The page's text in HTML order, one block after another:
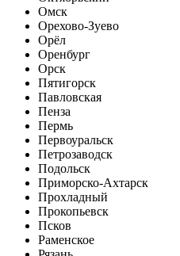
Омск
Орехово-Зуево
Орёл
Оренбург
Орск
Пятигорск
Павловская
Пенза
Пермь
Первоуральск
Петрозаводск
Подольск
Приморско-Ахтарск
Прохладный
Прокопьевск
Псков
Раменское